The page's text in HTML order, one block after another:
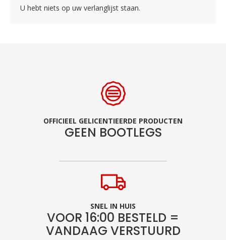
U hebt niets op uw verlanglijst staan.
OFFICIEEL GELICENTIEERDE PRODUCTEN
GEEN BOOTLEGS
SNEL IN HUIS
VOOR 16:00 BESTELD =
VANDAAG VERSTUURD